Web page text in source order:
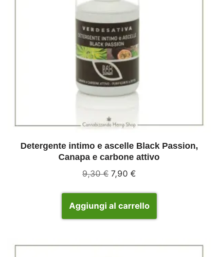
Detergente intimo e ascelle Black Passion,
Canapa e carbone attivo
9,30€ 7,90 €
Aggiungi al carrello